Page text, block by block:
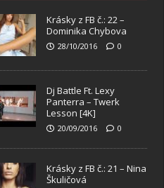
Krásky z FB č.: 22 –
Dominika Chybova
28/10/2016 0
Dj Battle Ft. Lexy
Panterra – Twerk
Lesson [4K]
20/09/2016 0
Krásky z FB č.: 21 – Nina
Škuličová